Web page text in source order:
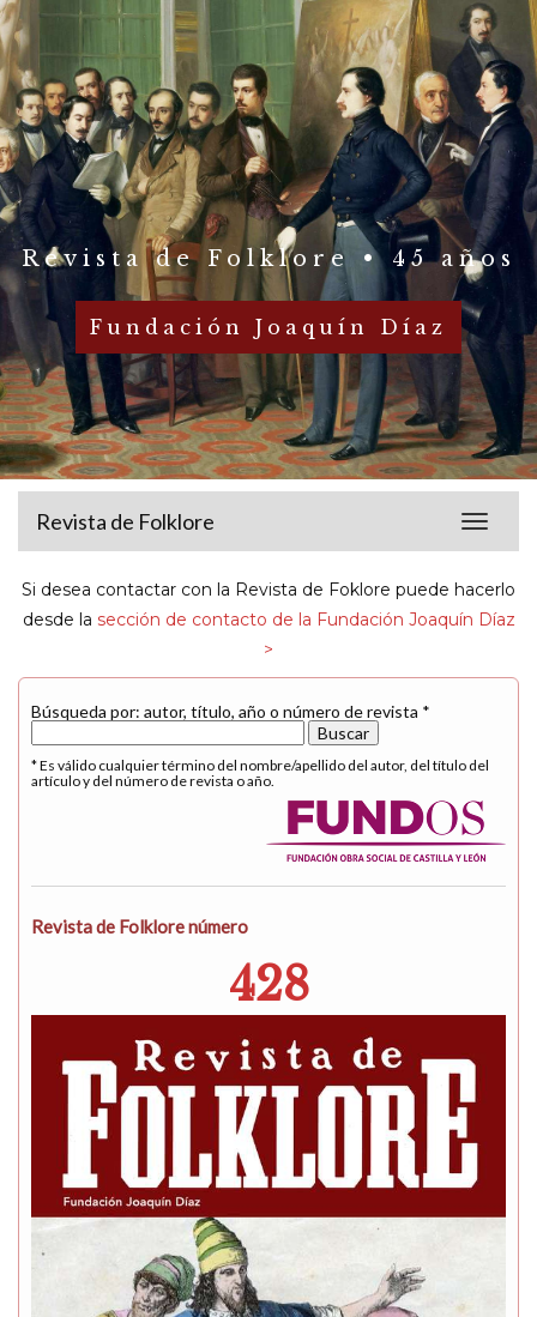
Revista de Folklore • 45 años
Fundación Joaquín Díaz
Toggle
Revista de Folklore
Si desea contactar con la Revista de Foklore puede hacerlo
desde la sección de contacto de la Fundación Joaquín Díaz
>
Búsqueda por: autor, título, año o número de revista *
* Es válido cualquier término del nombre/apellido del autor, del título del
artículo y del número de revista o año.
Revista de Folklore número
428